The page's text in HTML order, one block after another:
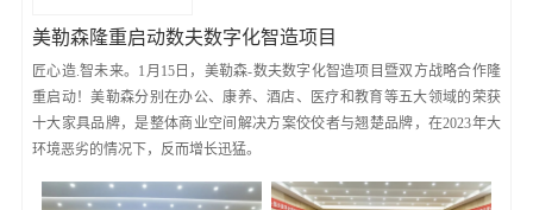
美勒森隆重启动数夫数字化智造项目
匠心造.智未来。1月15日，美勒森-数夫数字化智造项目暨双方战略合作隆
重启动！美勒森分别在办公、康养、酒店、医疗和教育等五大领域的荣获
十大家具品牌，是整体商业空间解决方案佼佼者与翘楚品牌，在2023年大
环境恶劣的情况下，反而增长迅猛。